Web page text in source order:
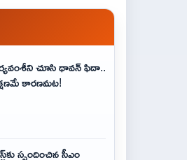
చూసి ధావన్‌ ఫిదా..
కారణమట!
స్పందించిన సీఎం